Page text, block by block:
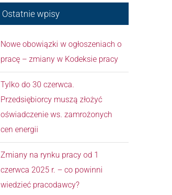
Ostatnie wpisy
Nowe obowiązki w ogłoszeniach o
pracę – zmiany w Kodeksie pracy
Tylko do 30 czerwca.
Przedsiębiorcy muszą złożyć
oświadczenie ws. zamrożonych
cen energii
Zmiany na rynku pracy od 1
czerwca 2025 r. – co powinni
wiedzieć pracodawcy?